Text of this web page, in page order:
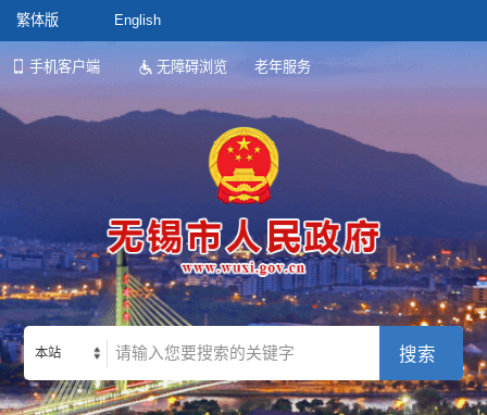
繁体版 English
手机客户端 无障碍浏览 老年服务
本站